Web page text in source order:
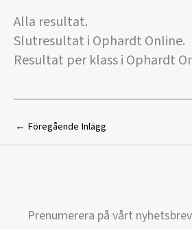
Alla resultat.
Slutresultat i Ophardt Online.
Resultat per klass i Ophardt
← Föregående Inlägg
Prenumerera på vårt